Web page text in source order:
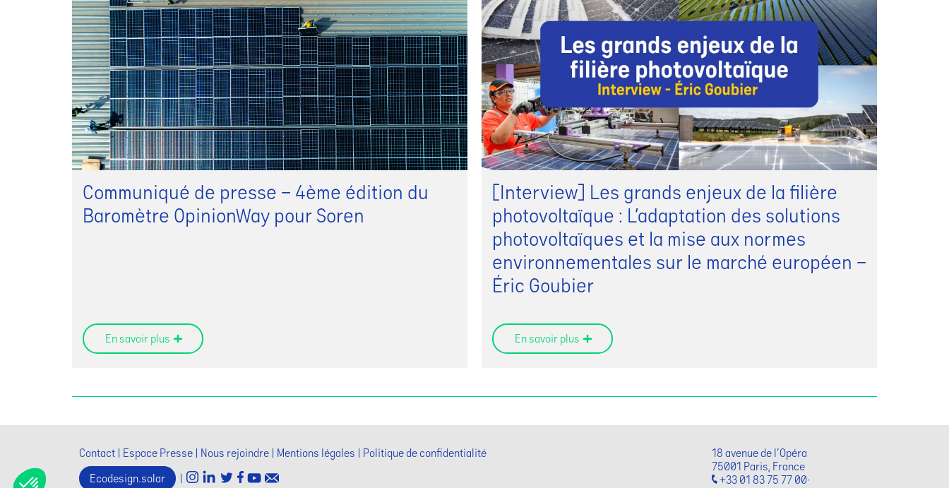
Communiqué de presse – 4ème édition du
Baromètre OpinionWay pour Soren
En savoir plus
[Interview] Les grands enjeux de la filière
photovoltaïque : L’adaptation des solutions
photovoltaïques et la mise aux normes
environnementales sur le marché européen –
Éric Goubier
En savoir plus
Contact Espace Presse Nous rejoindre Mentions légales
Politique de confidentialité
Ecodesign.solar
|
18 avenue de l'Opéra
75001 Paris, France
+33 01 83 75 77 00·